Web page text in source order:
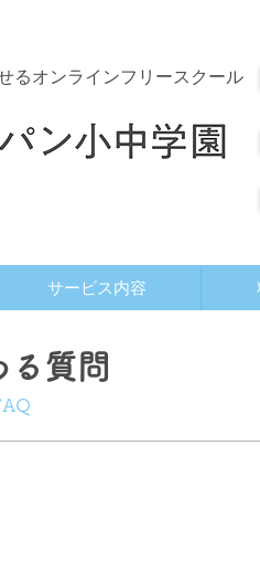
るオンラインフリースクール
サービス内容
る質問